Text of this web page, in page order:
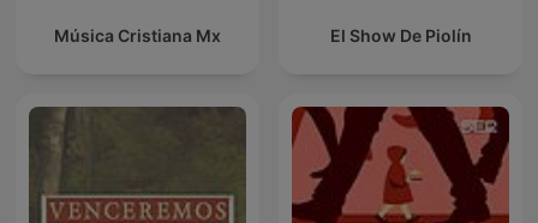
Música Cristiana Mx El Show De Piolín